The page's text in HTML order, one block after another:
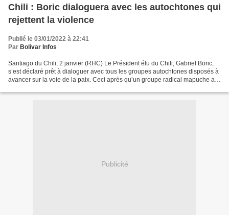
Chili : Boric dialoguera avec les autochtones qui
rejettent la violence
Publié le 03/01/2022 à 22:41
Par Bolivar Infos
Santiago du Chili, 2 janvier (RHC) Le Président élu du Chili, Gabriel Boric,
s’est déclaré prêt à dialoguer avec tous les groupes autochtones disposés à
avancer sur la voie de la paix. Ceci après qu’un groupe radical mapuche a
Publicité